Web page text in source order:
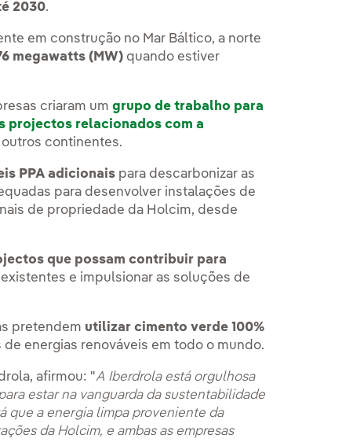
2030.
em construção no Mar Báltico, a norte
megawatts (MW) quando estiver
criaram umgrupo de trabalho para
projectos relacionados com a
continentes.
PPA adicionais para descarbonizar as
para desenvolver instalações de
de propriedade da Holcim, desde
que possam contribuir para
e impulsionar as soluções de
pretendem utilizar cimento verde 100%
energias renováveis em todo o mundo.
afirmou: "A Iberdrola está orgulhosa
estar na vanguarda da sustentabilidade
que a energia limpa proveniente da
da Holcim, e ambas as empresas